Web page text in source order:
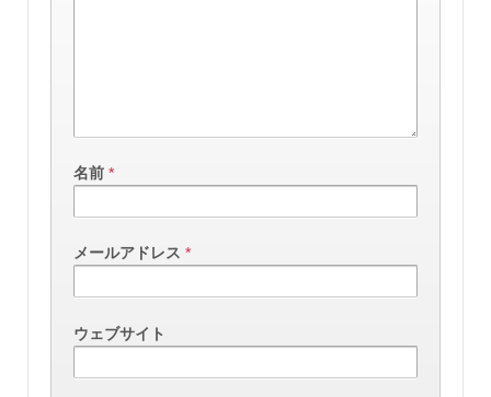
名前 *
メールアドレス *
ウェブサイト